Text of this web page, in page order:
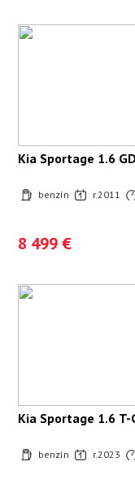
Kia Sportage 1.6
benzín r.2011
8 499 €
Kia Sportage 1.6
benzín r.2023